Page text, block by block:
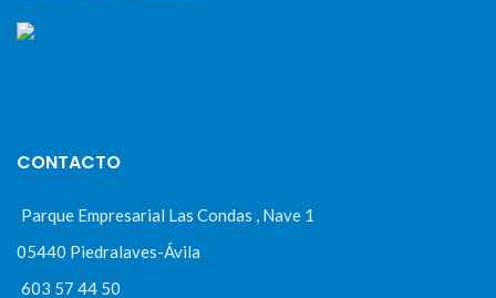
CONTACTO
Parque Empresarial Las Condas , Nave 1
05440 Piedralaves-Ávila
603 57 44 50